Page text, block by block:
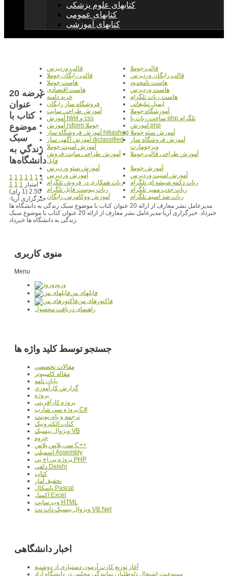
کتابهای علوم پزشکی
کتابهای عمومی
کتابهای آموزشی
قالب جوملا
قالب وردپرس
قالب رایگان وردپرس
قالب رایگان جوملا
هاست نامحدود
هاست جوملا
هاست وردپرس
هاست اقتصادی
هاست ربات تلگرام
خرید دامنه
ایمیل تبلیغاتی
فروشگاه ساز رایگان
آموزشگاه جوملا
آموزش طراحی سایت
ساخت ربات با php تلگرام
آموزش html و css
آموزش php
آموزش rsform جوملا
آموزش سئو جوملا آموزش فروشگاه ساز hikashop
آموزش فروشگاه ساز
ویرچومارت
آموزش آگهی ساز djclassified
آموزش امنیت جوملا
آموزش طراحی قالب جوملا
آموزش طراحی سایت فروش
فایل
آموزش جوملا
آموزش سئو وردپرس
آموزش امنیت وردپرس
آموزش وردپرس
ربات دکمه شیشه ای تلگرام
ربات همکاری در فروش تلگرام
ربات جذب ممبر تلگرام
ربات پیوست فایل تلگرام
ربات ضد اسپم تلگرام
آموزش ووکامرس رایگان
عرضه 20
عنوان
کتاب با
موضوع
سبک
زندگي به
دانشگاه‌ها
1 1 1 1 1 1 1
1 1 1 امتیاز
2.50 (1 رای)
خبرگزاری آریا-
مدیرعامل نشر معارف از ارائه 20 عنوان کتاب با موضوع سبک زندگی به دانشگاه ها
خبرداد. خبرگزاری آریا-مدیرعامل نشر معارف از ارائه 20 عنوان کتاب با موضوع سبک
زندگی به دانشگاه ها خبرداد.
منوی کاربری
Menu
ورود
فایلهای من
فاکتورهای من
راهنمای دریافت محصول
جستجو توسط کلید واژه ها
مقالات تخصصي
مقاله کامپیوتر
پایان نامه
گزارش کارآموزي
پروژه
پروژه کارآفريني
پروژه سي شارپ C#
ترجمه و پاورپوينت
کتاب الکترونيک
ويژوال بيسيک VB
جزوه
سي پلاس پلاس C++
اسمبلي Assembly
پروژه پي اچ پي PHP
دلفي Delphi
کتاب
تحقيق آمار
پاسکال Pascal
اکسل Excel
وب سايت HTML
ويژوال بيسيک دات نت VB.Net
اخبار دانشگاهی
آغاز توزيع کارت آزمون دستياري از دوشنبه
ممنوعيت اشتغال داوطلبان نمايندگي مجلس در دانشگاه آزاد